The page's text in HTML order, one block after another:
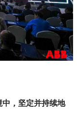
中，坚定并持续地